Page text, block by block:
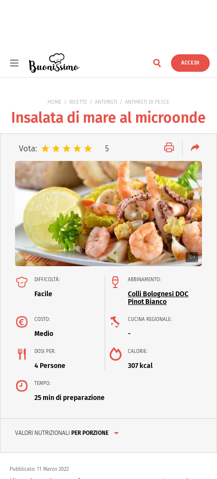
ACCEDI
HOME RICETTE ANTIPASTI ANTIPASTI DI PESCE
Insalata di mare al microonde
Vota: 5
Ipa
DIFFICOLTÀ:
Facile
ABBINAMENTO:
Colli Bolognesi DOC
Pinot Bianco
COSTO:
Medio
CUCINA REGIONALE:
-
DOSI PER:
4 Persone
CALORIE:
307 kcal
TEMPO:
25 min di preparazione
VALORI NUTRIZIONALI PER PORZIONE
Pubblicato: 11 Marzo 2022